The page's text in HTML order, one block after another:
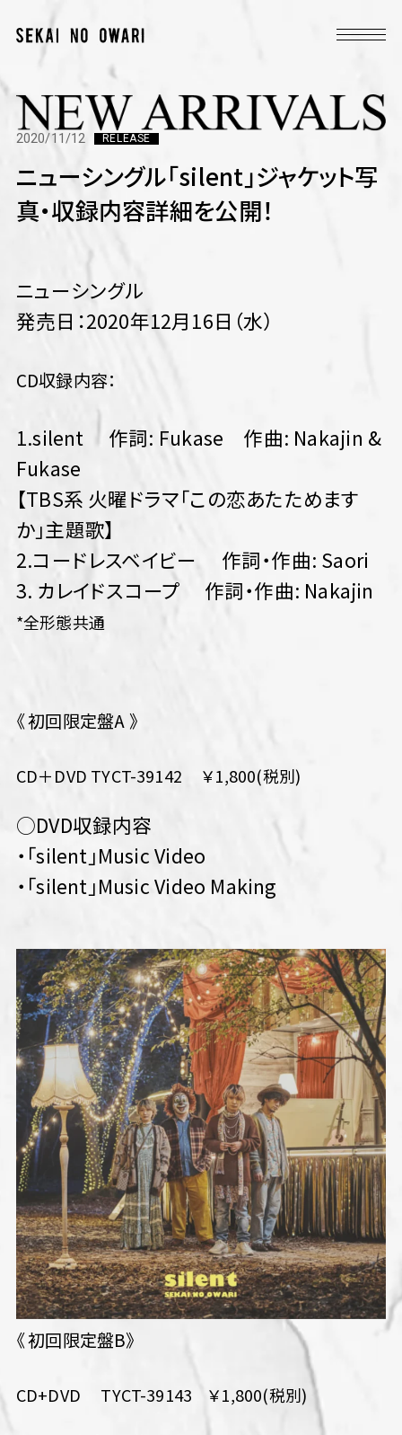
2020/11/12 RELEASE
ニューシングル「silent」ジャケット写
真・収録内容詳細を公開！
ニューシングル
発売日：2020年12月16日（水）
CD収録内容：
1.silent 作詞: Fukase 作曲: Nakajin &
Fukase
【TBS系 火曜ドラマ「この恋あたためます
か」主題歌】
2.コードレスベイビー 作詞・作曲: Saori
3. カレイドスコープ 作詞・作曲: Nakajin
*全形態共通
《 初回限定盤A 》
CD＋DVD TYCT-39142 ￥1,800(税別)
○DVD収録内容
・「silent」Music Video
・「silent」Music Video Making
《 初回限定盤B》
CD+DVD TYCT-39143 ￥1,800(税別)